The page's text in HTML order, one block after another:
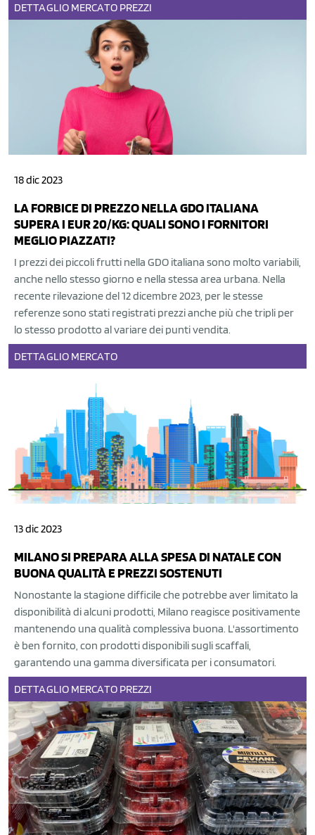
DETTAGLIO MERCATO PREZZI
18 dic 2023
LA FORBICE DI PREZZO NELLA GDO ITALIANA
SUPERA I EUR 20/KG: QUALI SONO I FORNITORI
MEGLIO PIAZZATI?
I prezzi dei piccoli frutti nella GDO italiana sono molto variabili,
anche nello stesso giorno e nella stessa area urbana. Nella
recente rilevazione del 12 dicembre 2023, per le stesse
referenze sono stati registrati prezzi anche più che tripli per
lo stesso prodotto al variare dei punti vendita.
DETTAGLIO MERCATO
13 dic 2023
MILANO SI PREPARA ALLA SPESA DI NATALE CON
BUONA QUALITÀ E PREZZI SOSTENUTI
Nonostante la stagione difficile che potrebbe aver limitato la
disponibilità di alcuni prodotti, Milano reagisce positivamente
mantenendo una qualità complessiva buona. L'assortimento
è ben fornito, con prodotti disponibili sugli scaffali,
garantendo una gamma diversificata per i consumatori.
DETTAGLIO MERCATO PREZZI